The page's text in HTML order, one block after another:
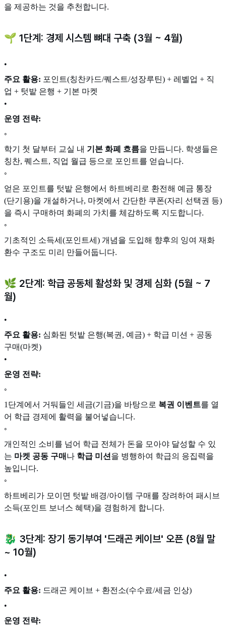
을 제공하는 것을 추천합니다.
🌱 1단계: 경제 시스템 뼈대 구축 (3월 ~ 4월)
•
주요 활용: 포인트(칭찬카드/퀘스트/성장루틴) + 레벨업 + 직
업 + 텃밭 은행 + 기본 마켓
•
운영 전략:
◦
학기 첫 달부터 교실 내 기본 화폐 흐름을 만듭니다. 학생들은
칭찬, 퀘스트, 직업 월급 등으로 포인트를 얻습니다.
◦
얻은 포인트를 텃밭 은행에서 하트베리로 환전해 예금 통장
(단기용)을 개설하거나, 마켓에서 간단한 쿠폰(자리 선택권 등)
을 즉시 구매하며 화폐의 가치를 체감하도록 지도합니다.
◦
기초적인 소득세(포인트세) 개념을 도입해 향후의 잉여 재화
환수 구조도 미리 만들어둡니다.
🌿 2단계: 학급 공동체 활성화 및 경제 심화 (5월 ~ 7
월)
•
주요 활용: 심화된 텃밭 은행(복권, 예금) + 학급 미션 + 공동
구매(마켓)
•
운영 전략:
◦
1단계에서 거둬들인 세금(기금)을 바탕으로 복권 이벤트를 열
어 학급 경제에 활력을 불어넣습니다.
◦
개인적인 소비를 넘어 학급 전체가 돈을 모아야 달성할 수 있
는 마켓 공동 구매 나 학급 미션을 병행하여 학급의 응집력을
높입니다.
◦
하트베리가 모이면 텃밭 배경/아이템 구매를 장려하여 패시브
소득(포인트 보너스 혜택)을 경험하게 합니다.
🐉 3단계: 장기 동기부여 '드래곤 케이브' 오픈 (8월 말
~ 10월)
•
주요 활용: 드래곤 케이브 + 환전소(수수료/세금 인상)
•
운영 전략: